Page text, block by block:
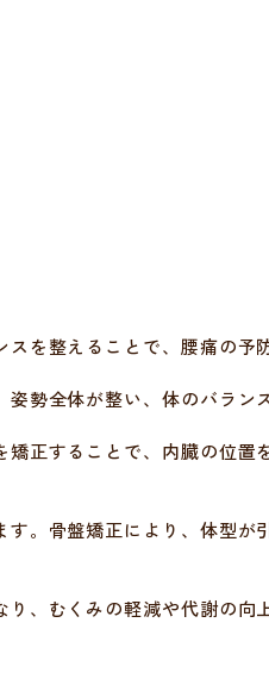
を整えることで、腰痛の予
勢全体が整い、体のバラン
正することで、内臓の位置
。骨盤矯正により、体型が
、むくみの軽減や代謝の向